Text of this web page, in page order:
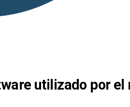
utilizado por el